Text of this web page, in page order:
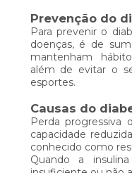
Prevenção do
Para prevenir o
doenças, é de
mantenham
além de evitar o
esportes.
Causas do
Perda progressiva
capacidade
conhecido como
Quando a